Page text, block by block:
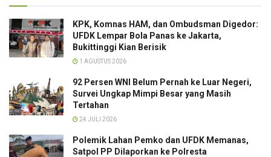
KPK, Komnas HAM, dan Ombudsman Digedor:
UFDK Lempar Bola Panas ke Jakarta,
Bukittinggi Kian Berisik
1 AGUSTUS 2026
92 Persen WNI Belum Pernah ke Luar Negeri,
Survei Ungkap Mimpi Besar yang Masih
Tertahan
24 JULI 2026
Polemik Lahan Pemko dan UFDK Memanas,
Satpol PP Dilaporkan ke Polresta